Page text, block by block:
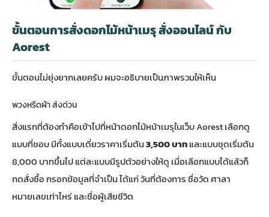
ขั้นตอนการสั่งดอกไม้หน้าเมรุ สั่งออนไลน์ กับ
Aorest
ขั้นตอนไม่ยุ่งยากเลยครับ ผมจะอธิบายเป็นภาพรวมให้เห็น
พวงหรีดผ้า ส่งด่วน
สิ่งแรกที่ต้องทำคือเข้าไปที่หน้าดอกไม้หน้าเมรุในเว็บ Aorest เลือกดู
แบบที่ชอบ มีทั้งแบบเดี่ยวราคาเริ่มต้น3,500 บาทและแบบชุดเริ่มต้น
8,000 บาทขึ้นไป แต่ละแบบมีรูปตัวอย่างให้ดู เมื่อเลือกแบบได้แล้วก็
กดสั่งซื้อ กรอกข้อมูลที่จำเป็น ได้แก่ วันที่ต้องการ ชื่อวัด ศาลา
หมายเลขเท่าไหร่ และชื่อผู้เสียชีวิต